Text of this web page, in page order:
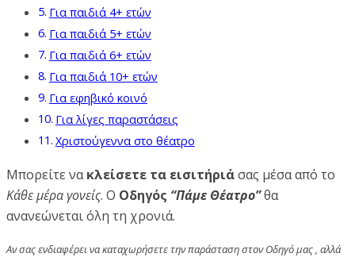
Για παιδιά 4+ ετών
Για παιδιά 5+ ετών
Για παιδιά 6+ ετών
Για παιδιά 10+ ετών
Για εφηβικό κοινό
Για λίγες παραστάσεις
Χριστούγεννα στο θέατρο
Μπορείτε νακλείσετε τα εισιτήριάσας μέσα από το
Κάθε μέρα γονείς. Ο Οδηγός “Πάμε Θέατρο”θα
ανανεώνεται όλη τη χρονιά.
Αν σας ενδιαφέρει να καταχωρήσετε την παράσταση στον Οδηγό μας , αλλά